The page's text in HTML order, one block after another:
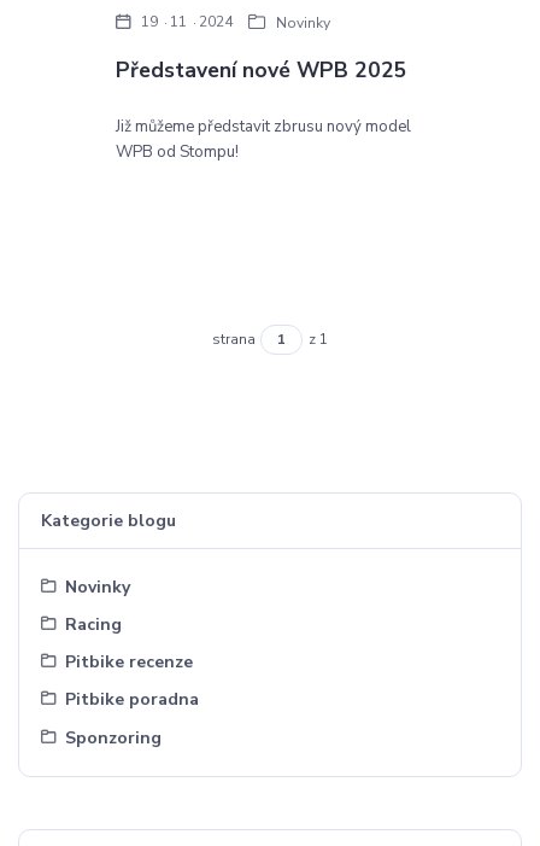
Kategorie blogu
Novinky
Racing
Pitbike recenze
Pitbike poradna
Sponzoring
Představení nové WPB 2025
19 11 2024 Novinky
Již můžeme představit zbrusu nový model
WPB od Stompu!
strana z 1